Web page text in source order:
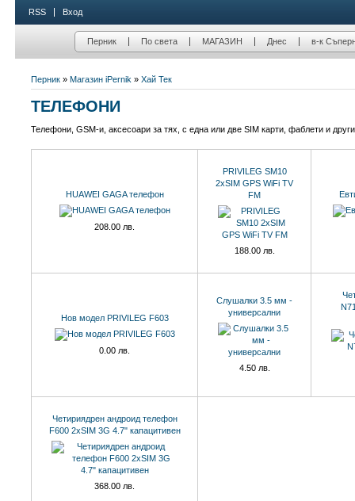
RSS Вход
Перник По света МАГАЗИН Днес в-к
Перник » Магазин iPernik » Хай Тек
ТЕЛЕФОНИ
Телефони, GSM-и, аксесоари за тях, с една или две SIM карти, фаблети и други
HUAWEI GAGA телефон
208.00 лв.
PRIVILEG SM10
2xSIM GPS WiFi TV
FM
188.00 лв.
Нов модел PRIVILEG F603
0.00 лв.
Слушалки 3.5 мм -
универсални
4.50 лв.
Четириядрен андроид телефон
F600 2xSIM 3G 4.7" капацитивен
368.00 лв.